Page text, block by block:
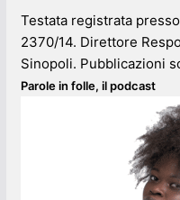
Testata registrata
2370/14. Direttore
Sinopoli. Pubblicazioni
Parole in folle, il podcast